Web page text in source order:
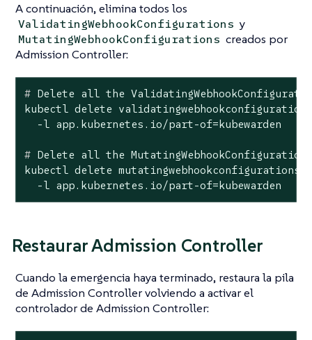
A continuación, elimina todos los
ValidatingWebhookConfigurations y
MutatingWebhookConfigurations creados por
Admission Controller:
# Delete all the
kubectl delete
# Delete all the MutatingWebhookConfiguration
kubectl delete mutatingwebhookconfigurations \
  -l app.kubernetes.io/part-of=kubewarden
Restaurar Admission Controller
Cuando la emergencia haya terminado, restaura la pila
de Admission Controller volviendo a activar el
controlador de Admission Controller: